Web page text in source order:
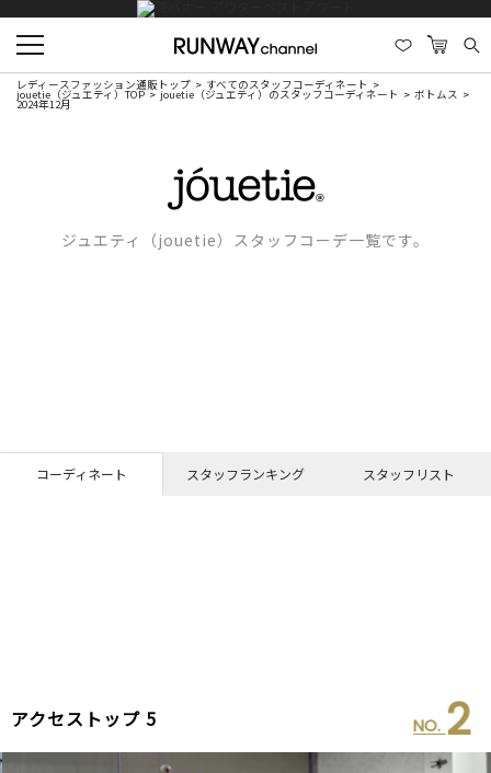
レディースファッション通販トップ すべてのスタッフコーディネート
jouetie（ジュエティ）TOP jouetie（ジュエティ）のスタッフコーディネート ボトムス
2024年12月
ジュエティ（jouetie）スタッフコーデ一覧です。
コーディネート スタッフランキング スタッフリスト
アクセストップ 5 NO. 2